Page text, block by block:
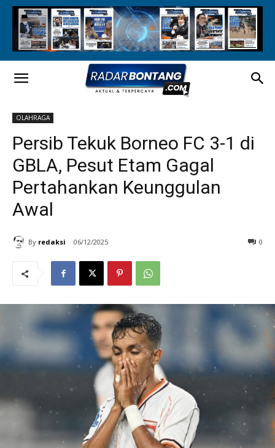
OLAHRAGA
Persib Tekuk Borneo FC 3-1 di
GBLA, Pesut Etam Gagal
Pertahankan Keunggulan
Awal
By redaksi 06/12/2025 0